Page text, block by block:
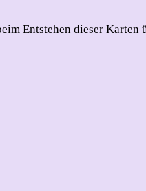
Entstehen dieser Karten